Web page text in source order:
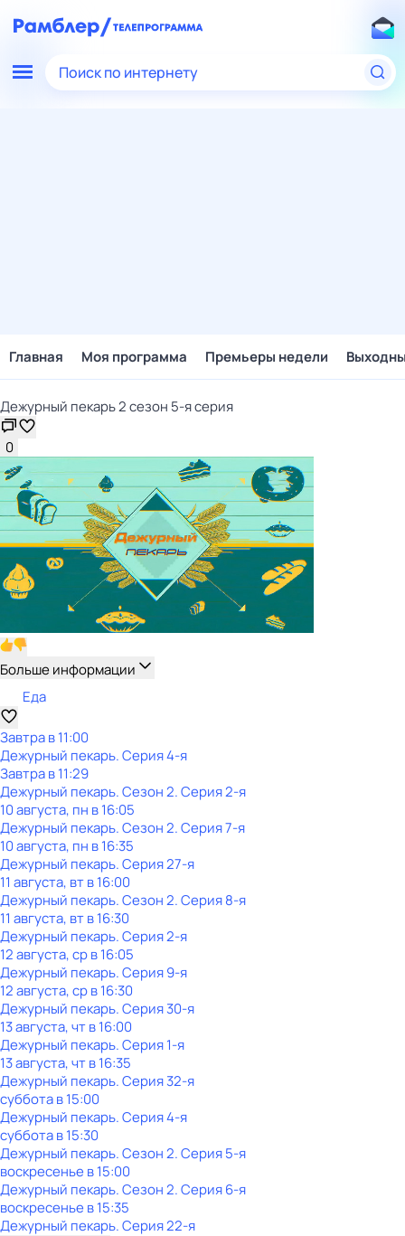
Поиск по интернету
Главная Моя программа Премьеры недели
Дежурный пекарь 2 сезон 5-я серия
0
Больше информации
Еда
Завтра в 11:00
Дежурный пекарь. Серия 4-я
Завтра в 11:29
Дежурный пекарь. Сезон 2. Серия 2-я
10 августа, пн в 16:05
Дежурный пекарь. Сезон 2. Серия 7-я
10 августа, пн в 16:35
Дежурный пекарь. Серия 27-я
11 августа, вт в 16:00
Дежурный пекарь. Сезон 2. Серия 8-я
11 августа, вт в 16:30
Дежурный пекарь. Серия 2-я
12 августа, ср в 16:05
Дежурный пекарь. Серия 9-я
12 августа, ср в 16:30
Дежурный пекарь. Серия 30-я
13 августа, чт в 16:00
Дежурный пекарь. Серия 1-я
13 августа, чт в 16:35
Дежурный пекарь. Серия 32-я
субботав15:00
Дежурный пекарь. Серия 4-я
субботав15:30
Дежурный пекарь. Сезон 2. Серия 5-я
воскресенье в15:00
Дежурный пекарь. Сезон 2. Серия 6-я
воскресенье в15:35
Дежурный пекарь. Серия 22-я